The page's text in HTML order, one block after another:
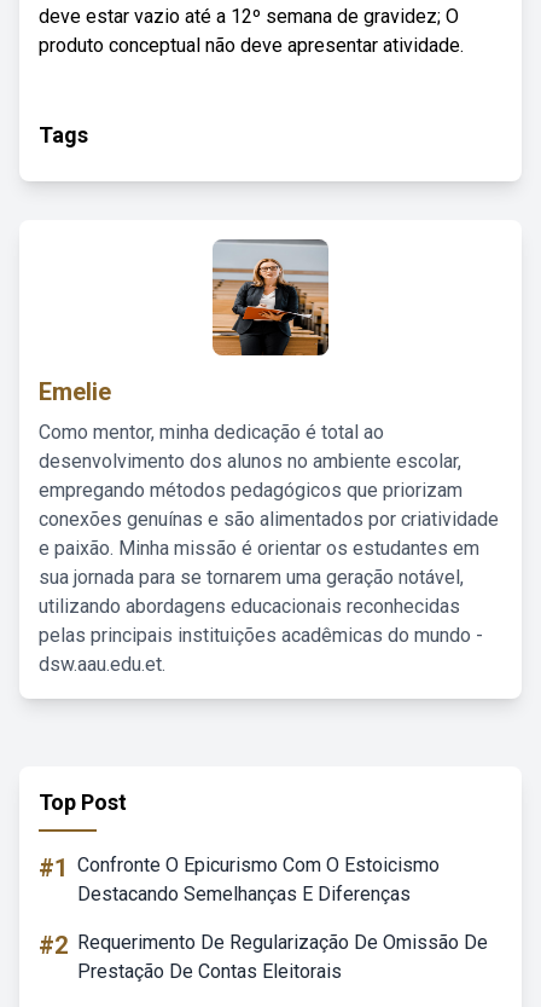
deve estar vazio até a 12º semana de gravidez; O
produto conceptual não deve apresentar atividade.
Tags
Emelie
Como mentor, minha dedicação é total ao
desenvolvimento dos alunos no ambiente escolar,
empregando métodos pedagógicos que priorizam
conexões genuínas e são alimentados por criatividade
e paixão. Minha missão é orientar os estudantes em
sua jornada para se tornarem uma geração notável,
utilizando abordagens educacionais reconhecidas
pelas principais instituições acadêmicas do mundo -
dsw.aau.edu.et.
Top Post
#1 Confronte O Epicurismo Com O Estoicismo
Destacando Semelhanças E Diferenças
#2 Requerimento De Regularização De Omissão De
Prestação De Contas Eleitorais